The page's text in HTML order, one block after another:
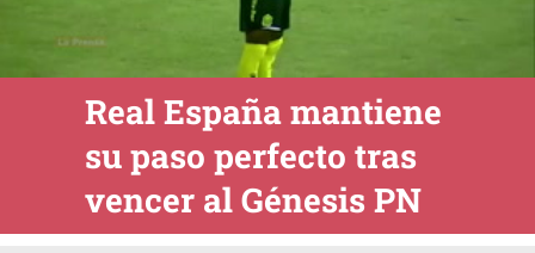
Real España mantiene
su paso perfecto tras
vencer al Génesis PN